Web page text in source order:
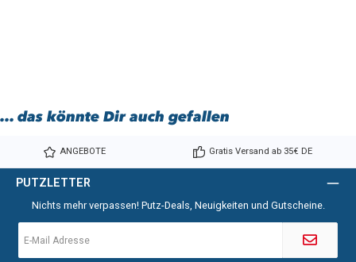
... das könnte Dir auch gefallen
ANGEBOTE Gratis Versand ab 35€ DE
PUTZLETTER
Nichts mehr verpassen! Putz-Deals, Neuigkeiten und Gutscheine.
Mail-